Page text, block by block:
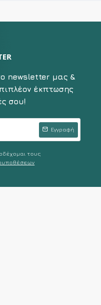
newsletter μας &
έκπτωσης
σου!
Εγγραφή
τους